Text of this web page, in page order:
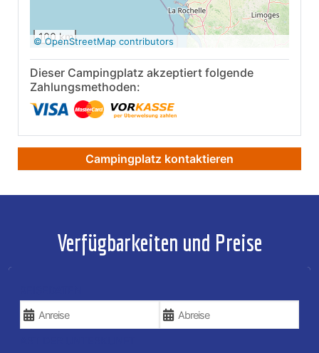
anzeigen
100 km
© OpenStreetMap contributors
Dieser Campingplatz akzeptiert folgende
Zahlungsmethoden:
Campingplatz kontaktieren
Verfügbarkeiten und Preise